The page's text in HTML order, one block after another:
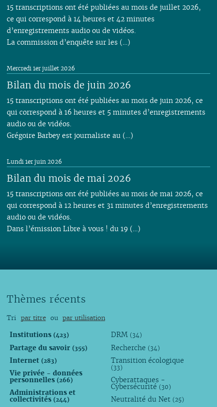
15 transcriptions ont été publiées au mois de juillet 2026,
ce qui correspond à 14 heures et 42 minutes
d’enregistrements audio ou de vidéos.
La commission d’enquête sur les (…)
Bilan du mois de juin 2026
Mercredi 1er juillet 2026
15 transcriptions ont été publiées au mois de juin 2026, ce
qui correspond à 16 heures et 5 minutes d’enregistrements
audio ou de vidéos.
Grégoire Barbey est journaliste au (…)
Bilan du mois de mai 2026
Lundi 1er juin 2026
15 transcriptions ont été publiées au mois de mai 2026, ce
qui correspond à 12 heures et 31 minutes d’enregistrements
audio ou de vidéos.
Dans l’émission Libre à vous ! du 19 (…)
Thèmes récents
Tri par titre ou par utilisation
Institutions (423)
Partage du savoir (355)
Internet (283)
Vie privée - données
personnelles (266)
Administrations et
collectivités (244)
DRM (34)
Recherche (34)
Transition écologique
(33)
Cyberattaques -
Cybersécurité (30)
Neutralité du Net (25)